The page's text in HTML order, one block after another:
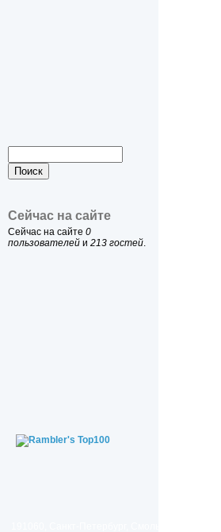
Сейчас на сайте
Сейчас на сайте 0
пользователей и 213 гостей.